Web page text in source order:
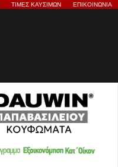
ΤΙΜΕΣ ΚΑΥΣΙΜΩΝ ΕΠΙΚΟΙΝΩΝΙΑ